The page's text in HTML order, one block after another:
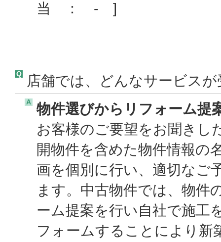
当 ： - ]
Q 店舗では、どんなサービス
A
物件選びからリフォーム提
お客様のご要望をお聞きし
開物件を含めた物件情報の
画を個別に行い、適切なご
ます。中古物件では、物件
ーム提案を行い自社で施工
フォームすることにより新